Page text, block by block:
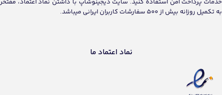
به تکمیل روزانه بیش از 500 سفارشات کاربران ایرانی میباشد.
نماد اعتماد ما